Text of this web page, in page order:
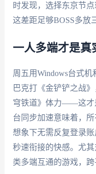
时发现，选择东京节点
这差距足够BOSS多放
一人多端才是真
周五用Windows台式
巴克打《金铲铲之战
穹铁道》体力——这才
台同步加速意味着，
想象下无需反复登录
秒速衔接的快感。尤
类多端互通的游戏，